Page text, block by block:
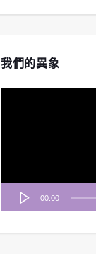
我們的異象
00:00